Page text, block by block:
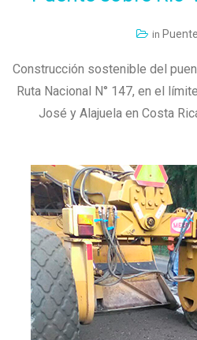
in
Construcción sostenible del
Ruta Nacional N° 147, en el
José y Alajuela en Costa
LEER